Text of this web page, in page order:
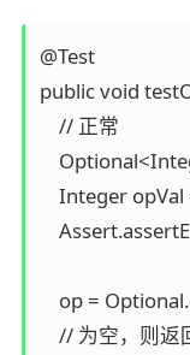
@Test
public void
    // 正常
Integer
op =
// 为空，则